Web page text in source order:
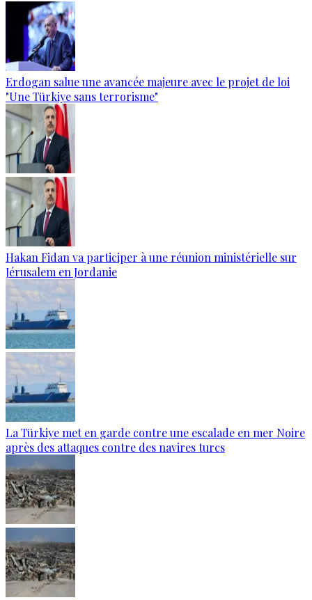
Erdogan salue une avancée majeure avec le projet de loi
"Une Türkiye sans terrorisme"
Hakan Fidan va participer à une réunion ministérielle sur
Jérusalem en Jordanie
La Türkiye met en garde contre une escalade en mer Noire
après des attaques contre des navires turcs